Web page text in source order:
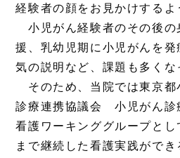
経験者の顔をお見かけするよ
小児がん経験者のその後の
援、乳幼児期に小児がんを発
気の説明など、課題も多くな
そのため、当院では東京都
診療連携協議会 小児がん診
看護ワーキンググループと
まで継続した看護実践がで